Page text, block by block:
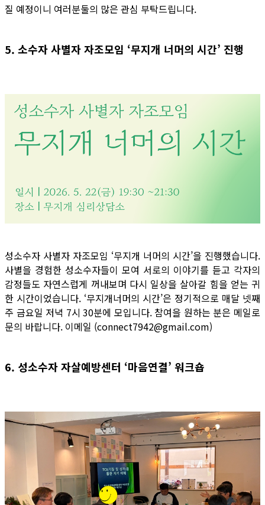
질 예정이니 여러분둘의 많은 관심 부탁드립니다.
5. 소수자 사별자 자조모임 ‘무지개 너머의 시간’ 진행
성소수자 사별자 자조모임 ‘무지개 너머의 시간’을 진행했습니다.
사별을 경험한 성소수자들이 모여 서로의 이야기를 듣고 각자의
감정들도 자연스럽게 꺼내보며 다시 일상을 살아갈 힘을 얻는 귀
한 시간이었습니다. ‘무지개너머의 시간’은 정기적으로 매달 넷째
주 금요일 저녁 7시 30분에 모입니다. 참여을 원하는 분은 메일로
문의 바랍니다. 이메일 (connect7942@gmail.com)
6. 성소수자 자살예방센터 ‘마음연결’ 워크숍